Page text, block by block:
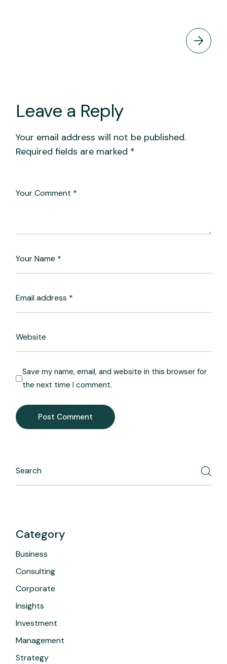
Leave a Reply
Your email address will not be published.
Required fields are marked *
Save my name, email, and website in this browser for
the next time I comment.
Post Comment
Category
Business
Consulting
Corporate
Insights
Investment
Management
Strategy